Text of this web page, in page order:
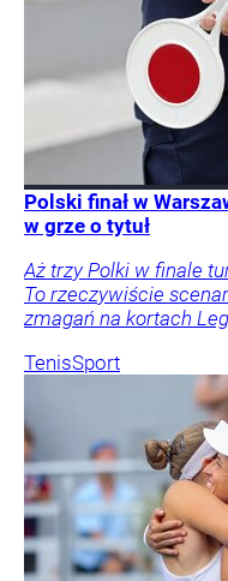
Polski finał w
w grze o tytuł
Aż trzy Polki w finale
To rzeczywiście
zmagań na kortach
TenisSport